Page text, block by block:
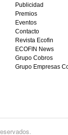
Publicidad
Premios
Eventos
Contacto
Revista Ecofin
ECOFIN News
Grupo Cobros
Grupo Empresas